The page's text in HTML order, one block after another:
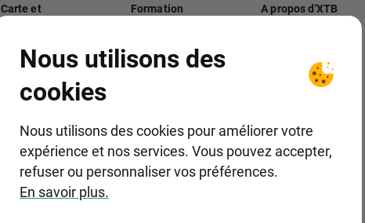
Carte et
Carte XTB
Formation
Analyses
Calendrier
économique
A propos d'XTB
Ambassadeur
Contacts
Nous utilisons des
cookies
Nous utilisons des cookies pour améliorer votre
expérience et nos services. Vous pouvez accepter,
refuser ou personnaliser vos préférences.
En savoir plus.